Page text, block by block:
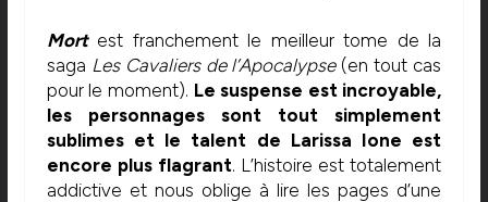
Mortest franchement le meilleur tome de la
saga Les Cavaliers de l’Apocalypse(en tout cas
pour le moment). Le suspense est incroyable,
les personnages sont tout simplement
sublimes et le talent de Larissa Ione est
encore plus flagrant. L’histoire est totalement
addictive et nous oblige à lire les pages d’une